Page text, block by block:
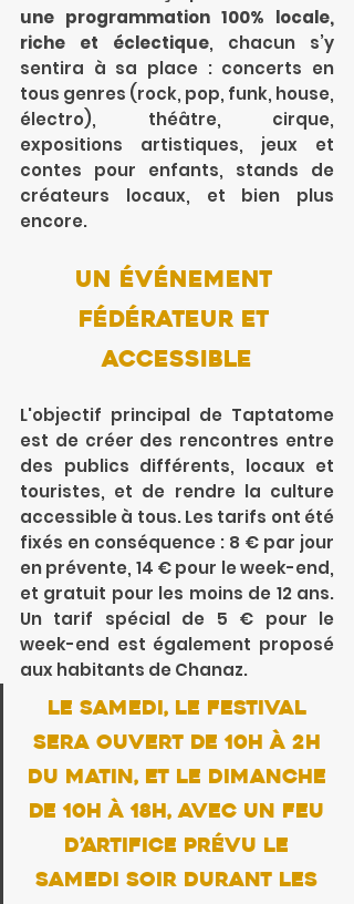
une programmation 100% locale,
riche et éclectique, chacun s’y
sentira à sa place : concerts en
tous genres (rock, pop, funk, house,
électro), théâtre, cirque,
expositions artistiques, jeux et
contes pour enfants, stands de
créateurs locaux, et bien plus
encore.
Un événement
fédérateur et
accessible
L'objectif principal de Taptatome
est de créer des rencontres entre
des publics différents, locaux et
touristes, et de rendre la culture
accessible à tous. Les tarifs ont été
fixés en conséquence : 8 € par jour
en prévente, 14 € pour le week-end,
et gratuit pour les moins de 12 ans.
Un tarif spécial de 5 € pour le
week-end est également proposé
aux habitants de Chanaz.
Le samedi, le festival
sera ouvert de 10h à 2h
du matin, et le dimanche
de 10h à 18h, avec un feu
d’artifice prévu le
samedi soir durant les